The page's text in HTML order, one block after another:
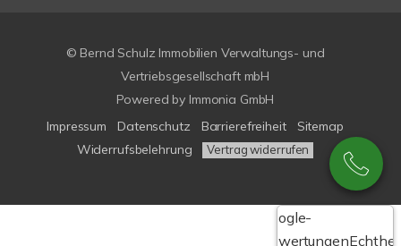
© Bernd Schulz Immobilien Verwaltungs- und
Vertriebsgesellschaft mbH
Powered by Immonia GmbH
Impressum
Datenschutz Barrierefreiheit
Sitemap
Widerrufsbelehrung
Vertrag widerrufen
Google-
Bewertungen